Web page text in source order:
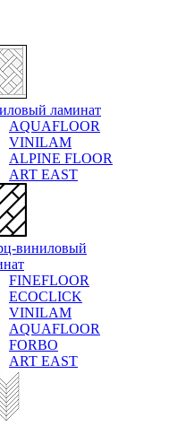
ламинат
AQUAFLOOR
VINILAM
ALPINE FLOOR
ART EAST
виниловый
FINEFLOOR
ECOCLICK
VINILAM
AQUAFLOOR
FORBO
ART EAST